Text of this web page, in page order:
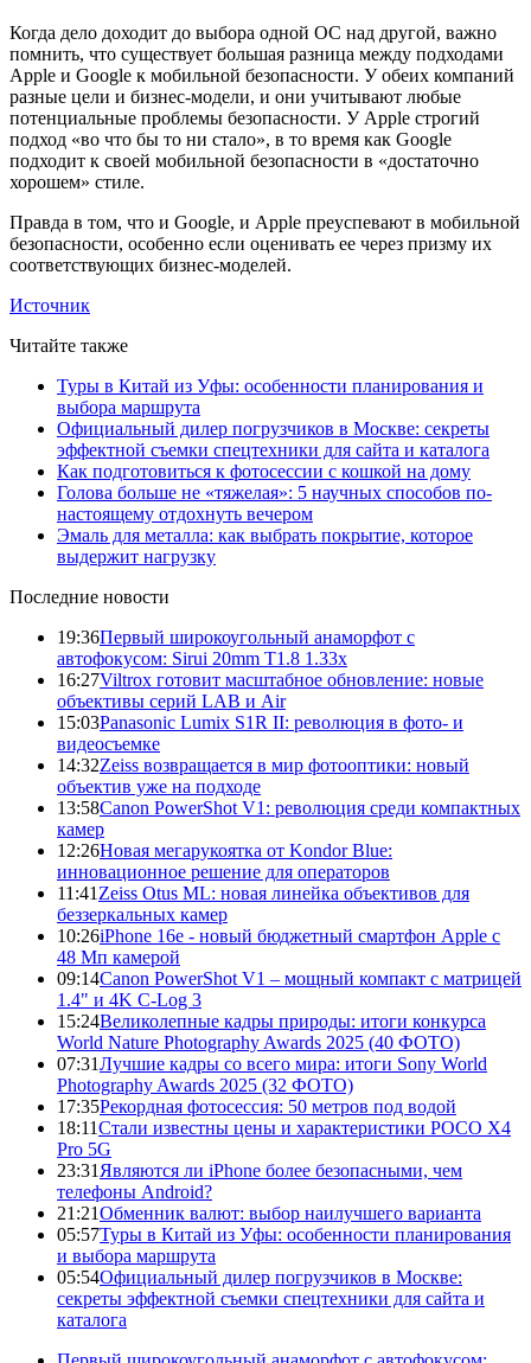
Когда дело доходит до выбора одной ОС над другой, важно
помнить, что существует большая разница между подходами
Apple и Google к мобильной безопасности. У обеих компаний
разные цели и бизнес-модели, и они учитывают любые
потенциальные проблемы безопасности. У Apple строгий
подход «во что бы то ни стало», в то время как Google
подходит к своей мобильной безопасности в «достаточно
хорошем» стиле.
Правда в том, что и Google, и Apple преуспевают в мобильной
безопасности, особенно если оценивать ее через призму их
соответствующих бизнес-моделей.
Источник
Читайте также
Туры в Китай из Уфы: особенности планирования и
выбора маршрута
Официальный дилер погрузчиков в Москве: секреты
эффектной съемки спецтехники для сайта и каталога
Как подготовиться к фотосессии с кошкой на дому
Голова больше не «тяжелая»: 5 научных способов по-
настоящему отдохнуть вечером
Эмаль для металла: как выбрать покрытие, которое
выдержит нагрузку
Последние новости
19:36Первый широкоугольный анаморфот с
автофокусом: Sirui 20mm T1.8 1.33x
16:27Viltrox готовит масштабное обновление: новые
объективы серий LAB и Air
15:03Panasonic Lumix S1R II: революция в фото- и
видеосъемке
14:32Zeiss возвращается в мир фотооптики: новый
объектив уже на подходе
13:58Canon PowerShot V1: революция среди компактных
камер
12:26Новая мегарукоятка от Kondor Blue:
инновационное решение для операторов
11:41 Zeiss Otus ML: новая линейка объективов для
беззеркальных камер
10:26iPhone 16e - новый бюджетный смартфон Apple с
48 Мп камерой
09:14Canon PowerShot V1 – мощный компакт с матрицей
1.4" и 4K C-Log 3
15:24Великолепные кадры природы: итоги конкурса
World Nature Photography Awards 2025 (40 ФОТО)
07:31Лучшие кадры со всего мира: итоги Sony World
Photography Awards 2025 (32 ФОТО)
17:35Рекордная фотосессия: 50 метров под водой
18:11Стали известны цены и характеристики POCO X4
Pro 5G
23:31 Являются ли iPhone более безопасными, чем
телефоны Android?
21:21Обменник валют: выбор наилучшего варианта
05:57Туры в Китай из Уфы: особенности планирования
и выбора маршрута
05:54Официальный дилер погрузчиков в Москве:
секреты эффектной съемки спецтехники для сайта и
каталога